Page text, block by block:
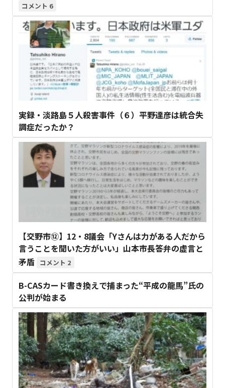
6
実録・淡路島５人殺害事件（６）平野達彦は統合失
調症だったか？
【交野市⑫】12・8議会「Yさんは力がある人だから
言うことを聞いた方がいい」山本市長答弁の虚言と
矛盾
2
B-CASカード書き換えで捕まった“平成の龍馬”氏の
公判が始まる